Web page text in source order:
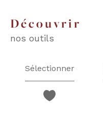
découvrir
nos outils
Sélectionner